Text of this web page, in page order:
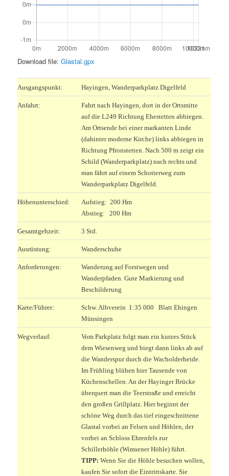
Download file:Glastal.gpx
Ausgangspunkt: Hayingen, Wanderparkplatz Digelfeld
Anfahrt:
Fahrt nach Hayingen, dort in der Ortsmitte
auf die L249 Richtung Ehestetten abbiegen.
Am Ortsende bei einer markanten Linde
(dahinter moderne Kirche) links abbiegen in
Richtung Pfronstetten. Nach 500 m zeigt ein
Schild (Wanderparkplatz) nach rechts und
man fährt auf einem Schotterweg zum
Wanderparkplatz Digelfeld.
Höhenunterschied:
Aufstieg: 200 Hm
Abstieg: 200 Hm
Gesamtgehzeit: 3 Std.
Ausrüstung: Wanderschuhe
Anforderungen:
Wanderung auf Forstwegen und
Wanderpfaden. Gute Markierung und
Beschilderung
Karte/Führer:
Schw. Albverein 1:35 000 Blatt Ehingen
Münsingen
Wegverlauf:
Vom Parkplatz folgt man ein kurzes Stück
dem Wiesenweg und biegt dann links ab auf
die Wanderspur durch die Wacholderheide.
Im Frühling blühen hier Tausende von
Küchenschellen. An der Hayinger Brücke
überquert man die Teerstraße und erreicht
den großen Grillplatz. Hier beginnt der
schöne Weg durch das tief eingeschnittene
Glastal vorbei an Felsen und Höhlen, der
vorbei an Schloss Ehrenfels zur
Schillerhöhle (Wimsener Höhle) führt.
TIPP: Wenn Sie die Höhle besuchen wollen,
kaufen Sie sofort die Eintrittskarte. Sie